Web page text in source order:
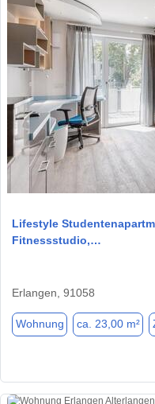
Lifestyle
Fitnessstudio,…
Erlangen, 91058
Wohnung ca. 23,00 m²